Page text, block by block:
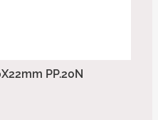
PP.20N